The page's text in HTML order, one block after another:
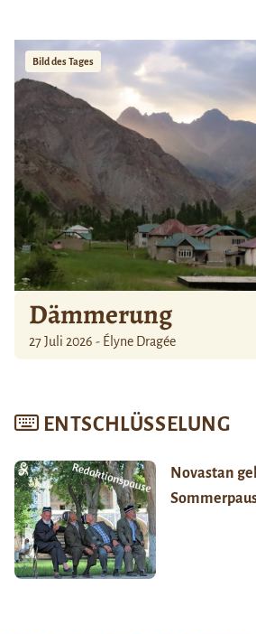
Bild des Tages
Dämmerung
27 Juli 2026 - Élyne Dragée
ENTSCHLÜSSELUNG
Novastan